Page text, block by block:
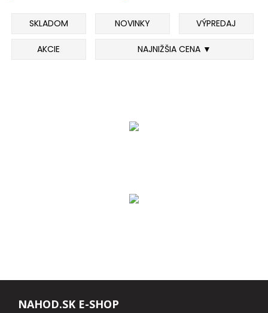
SKLADOM NOVINKY VÝPREDAJ
AKCIE NAJNIŽŠIA CENA ▼
NAHOD.SK E-SHOP
MATCHOVÉ A BOLOGNESOVÉ PRÚTY